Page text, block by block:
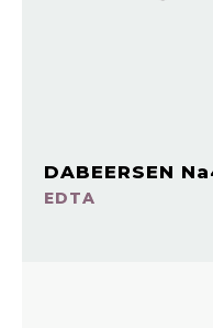
DABEERSEN
EDTA